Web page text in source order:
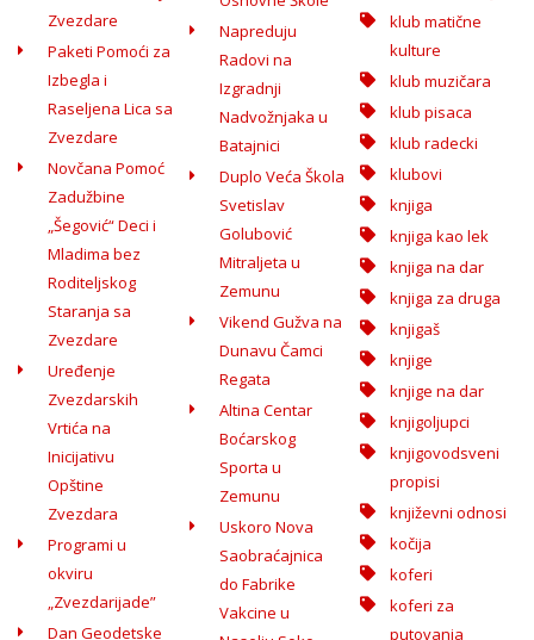
Zvezdare
Paketi Pomoći za
Izbegla i
Raseljena Lica sa
Zvezdare
Novčana Pomoć
Zadužbine
„Šegović“ Deci i
Mladima bez
Roditeljskog
Staranja sa
Zvezdare
Uređenje
Zvezdarskih
Vrtića na
Inicijativu
Opštine
Zvezdara
Programi u
okviru
„Zvezdarijade”
Dan Geodetske
Napreduju
Radovi na
Izgradnji
Nadvožnjaka u
Batajnici
Duplo Veća Škola
Svetislav
Golubović
Mitraljeta u
Zemunu
Vikend Gužva na
Dunavu Čamci
Regata
Altina Centar
Boćarskog
Sporta u
Zemunu
Uskoro Nova
Saobraćajnica
do Fabrike
Vakcine u
klub matične
kulture
klub muzičara
klub pisaca
klub radecki
klubovi
knjiga
knjiga kao lek
knjiga na dar
knjiga za druga
knjigaš
knjige
knjige na dar
knjigoljupci
knjigovodsveni
propisi
književni odnosi
kočija
koferi
koferi za
putovanja